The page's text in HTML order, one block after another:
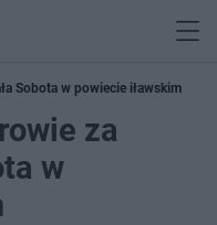
o swoje zdrowie za darmo. Biała Sobota w powiecie iławskim
za
w